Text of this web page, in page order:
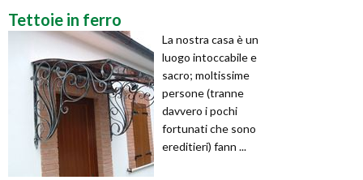
Tettoie in ferro
La nostra casa è un
luogo intoccabile e
sacro; moltissime
persone (tranne
davvero i pochi
fortunati che sono
ereditieri) fann ...